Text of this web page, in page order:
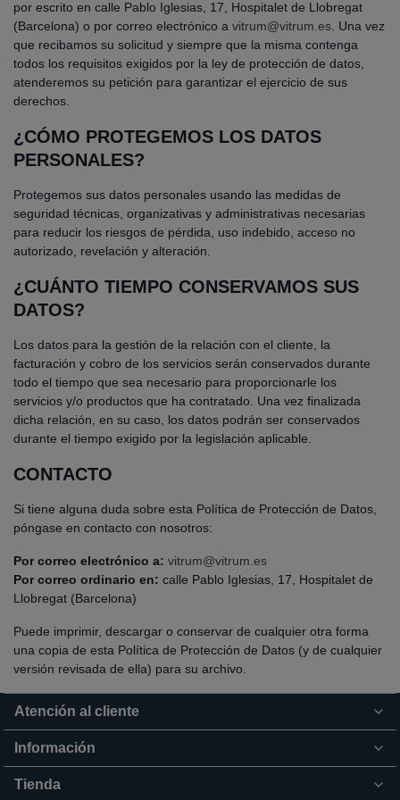
por escrito en calle Pablo Iglesias, 17, Hospitalet de Llobregat
(Barcelona) o por correo electrónico a vitrum@vitrum.es . Una vez
que recibamos su solicitud y siempre que la misma contenga
todos los requisitos exigidos por la ley de protección de datos,
atenderemos su petición para garantizar el ejercicio de sus
derechos.
¿CÓMO PROTEGEMOS LOS DATOS
PERSONALES?
Protegemos sus datos personales usando las medidas de
seguridad técnicas, organizativas y administrativas necesarias
para reducir los riesgos de pérdida, uso indebido, acceso no
autorizado, revelación y alteración.
¿CUÁNTO TIEMPO CONSERVAMOS SUS
DATOS?
Los datos para la gestión de la relación con el cliente, la
facturación y cobro de los servicios serán conservados durante
todo el tiempo que sea necesario para proporcionarle los
servicios y/o productos que ha contratado. Una vez finalizada
dicha relación, en su caso, los datos podrán ser conservados
durante el tiempo exigido por la legislación aplicable.
CONTACTO
Si tiene alguna duda sobre esta Política de Protección de Datos,
póngase en contacto con nosotros:
Por correo electrónico a: vitrum@vitrum.es
Por correo ordinario en: calle Pablo Iglesias, 17, Hospitalet de
Llobregat (Barcelona)
Puede imprimir, descargar o conservar de cualquier otra forma
una copia de esta Política de Protección de Datos (y de cualquier
versión revisada de ella) para su archivo.
Atención al cliente
Información
Tienda